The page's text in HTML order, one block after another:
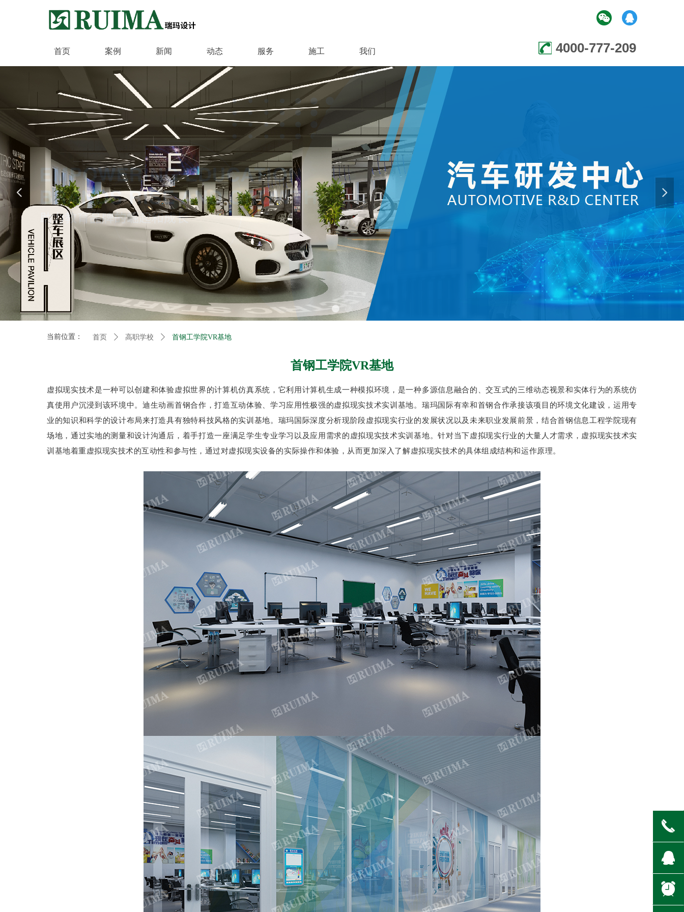
首页 案例 新闻 动态 服务 施工 我们 4000-777-209
首页 ꄲ 高职学校 ꄲ 首钢工学院VR基地
首钢工学院VR基地
当前位置：
虚拟现实技术是一种可以创建和体验虚拟世界的计算机仿真系统，它利用计算机生成一种模拟环境，是一种多源信息融合的、交互式的三维动态视景和实体行为的系统仿
真使用户沉浸到该环境中。迪生动画首钢合作，打造互动体验、学习应用性极强的虚拟现实技术实训基地。瑞玛国际有幸和首钢合作承接该项目的环境文化建设，运用专
业的知识和科学的设计布局来打造具有独特科技风格的实训基地。瑞玛国际深度分析现阶段虚拟现实行业的发展状况以及未来职业发展前景，结合首钢信息工程学院现有
场地，通过实地的测量和设计沟通后，着手打造一座满足学生专业学习以及应用需求的虚拟现实技术实训基地。针对当下虚拟现实行业的大量人才需求，虚拟现实技术实
训基地着重虚拟现实技术的互动性和参与性，通过对虚拟现实设备的实际操作和体验，从而更加深入了解虚拟现实技术的具体组成结构和运作原理。
넳 넲
끅
뀩
뀥